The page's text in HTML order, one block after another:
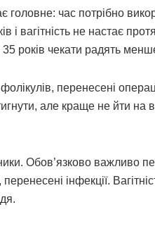
час потрібно
і вагітність не настає
років чекати радять
перенесені
але краще не йти на
Обов’язково важливо
інфекції.